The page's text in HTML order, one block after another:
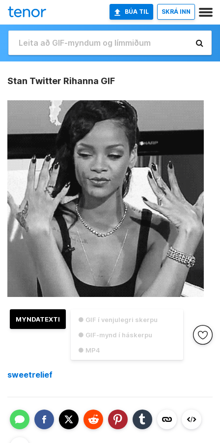
BÚA TIL SKRÁ INN
Stan Twitter Rihanna GIF
● GIF í venjulegri skerpu
● GIF-mynd í háskerpu
● MP4
MYNDATEXTI
sweetrelief